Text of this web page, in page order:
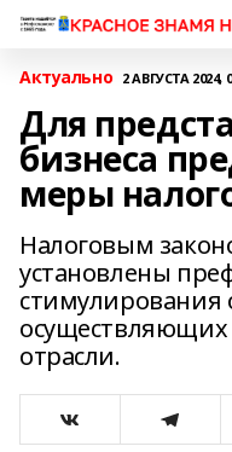
Актуально 2 АВГУСТА 2024,
Для
бизнеса
меры
Налоговым
установлены
стимулирования
осуществляющих
отрасли.